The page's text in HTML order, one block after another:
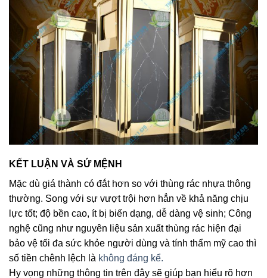
KẾT LUẬN VÀ SỨ MỆNH
Mặc dù giá thành có đắt hơn so với thùng rác nhựa thông
thường. Song với sự vượt trội hơn hẳn về khả năng chịu
lực tốt; độ bền cao, ít bị biến dạng, dễ dàng vệ sinh; Công
nghệ cũng như nguyên liệu sản xuất thùng rác hiện đại
bảo vệ tối đa sức khỏe người dùng và tính thẩm mỹ cao thì
số tiền chênh lệch là không đáng kể.
Hy vọng những thông tin trên đây sẽ giúp bạn hiểu rõ hơn